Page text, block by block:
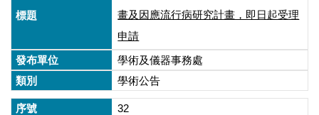
畫及因應流行病研究計畫，即日起受理
申請
學術及儀器事務處
學術公告
32